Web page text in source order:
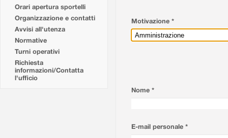
Orari apertura sportelli
Organizzazione e contatti
Avvisi all'utenza
Normative
Turni operativi
Richiesta
informazioni/Contatta
l'ufficio
Motivazione *
Nome *
E-mail personale *